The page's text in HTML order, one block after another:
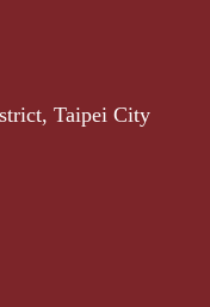
Taipei City